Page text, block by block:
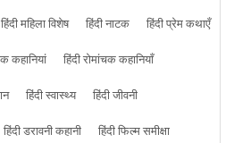
हिंदी महिला विशेष हिंदी नाटक
हिंदी प्रेम कथाएँ
कहानियां
हिंदी रोमांचक कहानियाँ
हिंदी स्वास्थ्य
हिंदी जीवनी
हिंदी डरावनी कहानी
हिंदी फिल्म समीक्षा